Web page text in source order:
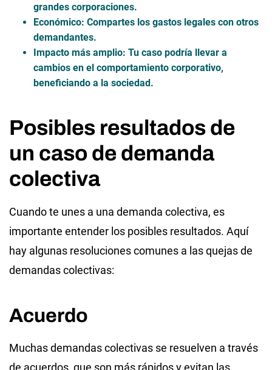
grandes corporaciones.
Económico: Compartes los gastos legales con otros
demandantes.
Impacto más amplio: Tu caso podría llevar a
cambios en el comportamiento corporativo,
beneficiando a la sociedad.
Posibles resultados de
un caso de demanda
colectiva
Cuando te unes a una demanda colectiva, es
importante entender los posibles resultados. Aquí
hay algunas resoluciones comunes a las quejas de
demandas colectivas:
Acuerdo
Muchas demandas colectivas se resuelven a través
de acuerdos, que son más rápidos y evitan las